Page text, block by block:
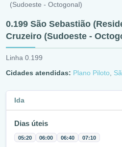
(Sudoeste - Octogonal)
0.199 São Sebastião
Cruzeiro (Sudoeste -
Linha 0.199
Cidades atendidas: Plano Piloto
Ida
Dias úteis
05:20 06:00 06:40 07:10